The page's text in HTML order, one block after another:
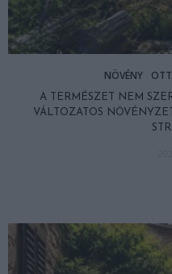
NÖVÉNY
A TERMÉSZET NEM
VÁLTOZATOS